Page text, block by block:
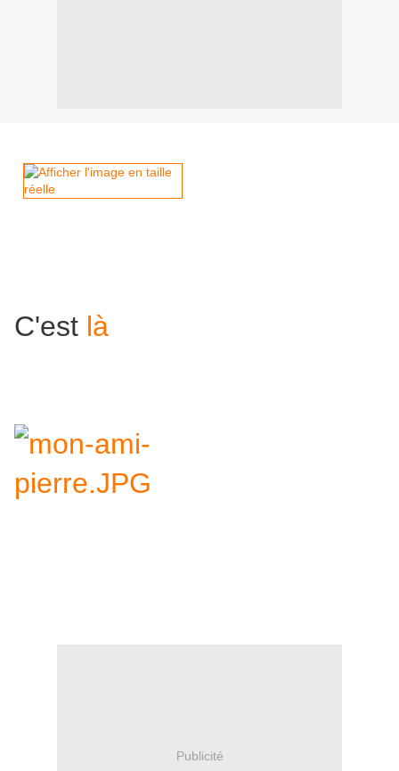
C'est là
Publicité